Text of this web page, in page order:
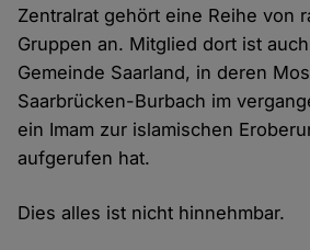
Zentralrat gehört eine Reihe von
Gruppen an. Mitglied dort ist
Gemeinde Saarland, in deren
Saarbrücken-Burbach im
ein Imam zur islamischen
aufgerufen hat.
Dies alles ist nicht hinnehmbar.